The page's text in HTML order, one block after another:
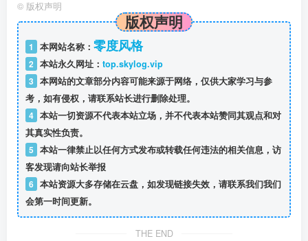
© 版权声明
版权声明
1 本网站名称： 零度风格
2 本站永久网址： top.skylog.vip
3 本网站的文章部分内容可能来源于网络，仅供大家学习与参
考，如有侵权，请联系站长进行删除处理。
4 本站一切资源不代表本站立场，并不代表本站赞同其观点和对
其真实性负责。
5 本站一律禁止以任何方式发布或转载任何违法的相关信息，访
客发现请向站长举报
6 本站资源大多存储在云盘，如发现链接失效，请联系我们我们
会第一时间更新。
THE END